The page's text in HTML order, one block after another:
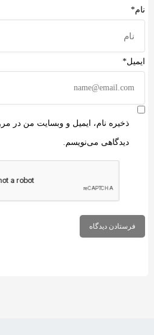
نام*
ایمیل*
ذخیره نام، ایمیل و وبسایت من در
دیدگاهی می‌نویسم.